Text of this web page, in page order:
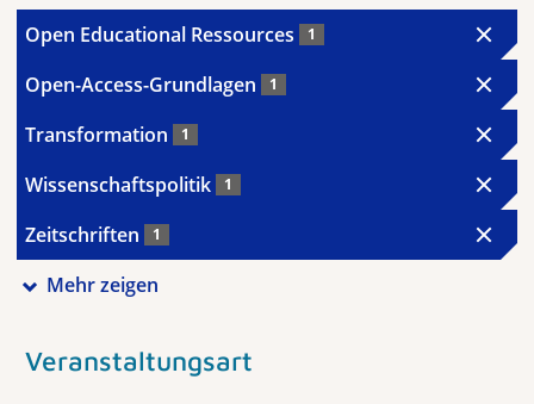
Open Educational Ressources 1
Open-Access-Grundlagen 1
Transformation 1
Wissenschaftspolitik 1
Zeitschriften 1
Mehr zeigen
Veranstaltungsart